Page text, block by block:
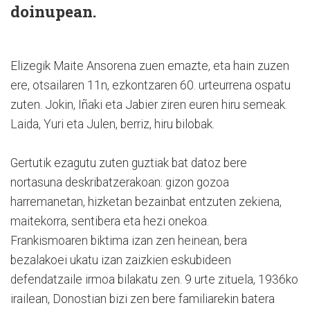
doinupean.
Elizegik Maite Ansorena zuen emazte, eta hain zuzen
ere, otsailaren 11n, ezkontzaren 60. urteurrena ospatu
zuten. Jokin, Iñaki eta Jabier ziren euren hiru semeak.
Laida, Yuri eta Julen, berriz, hiru bilobak.
Gertutik ezagutu zuten guztiak bat datoz bere
nortasuna deskribatzerakoan: gizon gozoa
harremanetan, hizketan bezainbat entzuten zekiena,
maitekorra, sentibera eta hezi onekoa.
Frankismoaren biktima izan zen heinean, bera
bezalakoei ukatu izan zaizkien eskubideen
defendatzaile irmoa bilakatu zen. 9 urte zituela, 1936ko
irailean, Donostian bizi zen bere familiarekin batera